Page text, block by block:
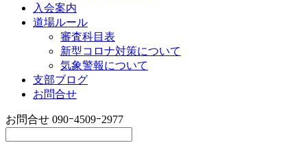
入会案内
道場ルール
審査科目表
新型コロナ対策について
気象警報について
支部ブログ
お問合せ
お問合せ 090ｰ4509ｰ2977